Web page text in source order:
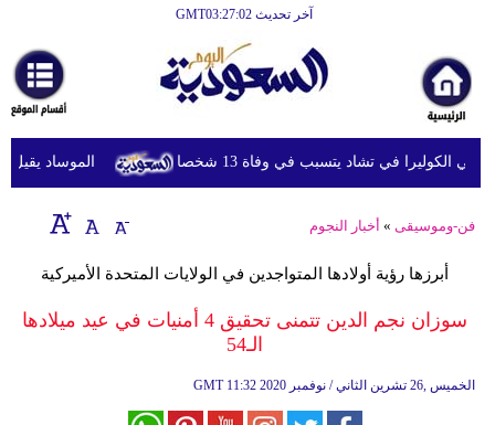
آخر تحديث GMT03:27:02
أخبارعاجلة
رياضة
ثقافة
إقتصاد
الموساد يقيل الكوليرا في تشاد يتسبب في وفاة 13 شخصا
فن-وموسيقى » أخبار النجوم
أبرزها رؤية أولادها المتواجدين في الولايات المتحدة الأميركية
سوزان نجم الدين تتمنى تحقيق 4 أمنيات في عيد ميلادها
الـ54
GMT 11:32 2020 الخميس ,26 تشرين الثاني / نوفمبر